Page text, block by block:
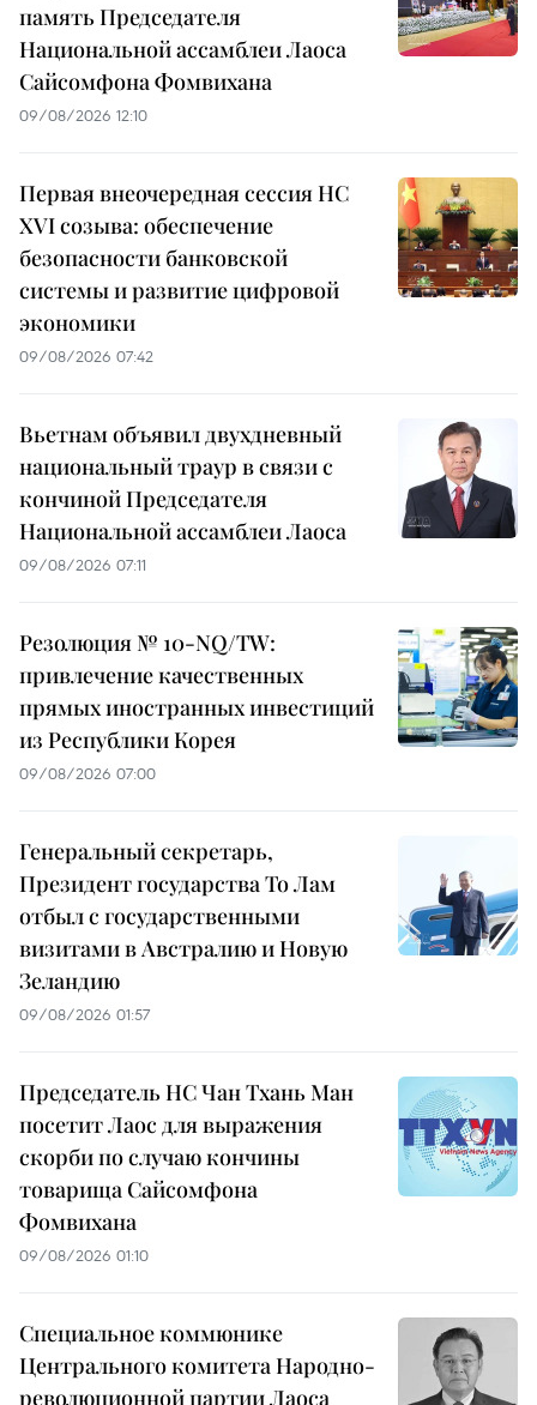
память Председателя
Национальной ассамблеи Лаоса
Сайсомфона Фомвихана
09/08/2026 12:10
Первая внеочередная сессия НС
XVI созыва: обеспечение
безопасности банковской
системы и развитие цифровой
экономики
09/08/2026 07:42
Вьетнам объявил двухдневный
национальный траур в связи с
кончиной Председателя
Национальной ассамблеи Лаоса
09/08/2026 07:11
Резолюция № 10-NQ/TW:
привлечение качественных
прямых иностранных инвестиций
из Республики Корея
09/08/2026 07:00
Генеральный секретарь,
Президент государства То Лам
отбыл с государственными
визитами в Австралию и Новую
Зеландию
09/08/2026 01:57
Председатель НС Чан Тхань Ман
посетит Лаос для выражения
скорби по случаю кончины
товарища Сайсомфона
Фомвихана
09/08/2026 01:10
Специальное коммюнике
Центрального комитета Народно-
революционной партии Лаоса